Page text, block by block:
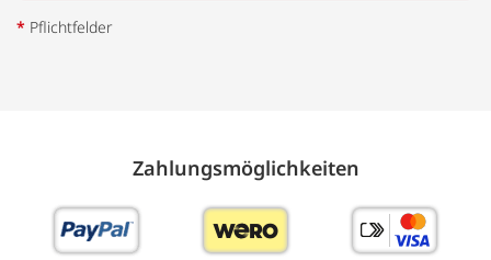
* Pflichtfelder
Zahlungs­möglich­keiten